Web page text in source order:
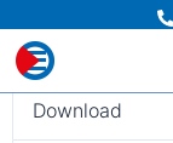
Download
Download